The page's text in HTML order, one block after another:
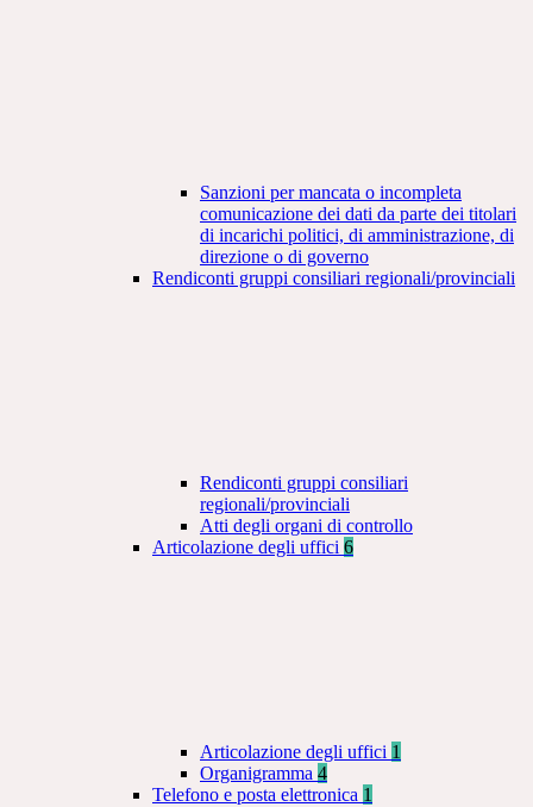
Sanzioni per mancata o incompleta
comunicazione dei dati da parte dei titolari
di incarichi politici, di amministrazione, di
direzione o di governo
Rendiconti gruppi consiliari regionali/provinciali
Rendiconti gruppi consiliari
regionali/provinciali
Atti degli organi di controllo
Articolazione degli uffici 6
Articolazione degli uffici 1
Organigramma 4
Telefono e posta elettronica 1